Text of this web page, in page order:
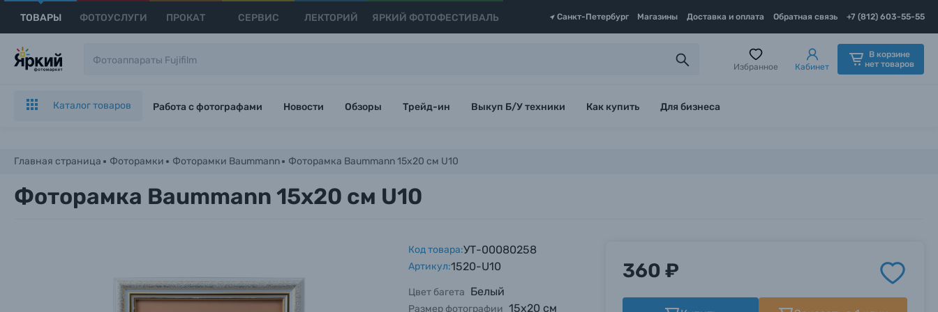
ТОВАРЫ ФОТОУСЛУГИ ПРОКАТ СЕРВИС ЛЕКТОРИЙ ЯРКИЙ ФОТОФЕСТИВАЛЬ Санкт-Петербург Магазины Доставка и оплата Обратная связь +7 (812) 603-55-55
Избранное Кабинет
В корзине
нет товаров
Каталог товаров Работа с фотографами Новости Обзоры Трейд-ин Выкуп Б/У техники Как купить Для бизнеса
Главная страница Фоторамки Фоторамки Baummann Фоторамка Baummann 15x20 см U10
Фоторамка Baummann 15x20 см U10
Код товара:УТ-00080258
Артикул:1520-U10
Цвет багета Белый
Размер фотографии 15х20 см
360 ₽